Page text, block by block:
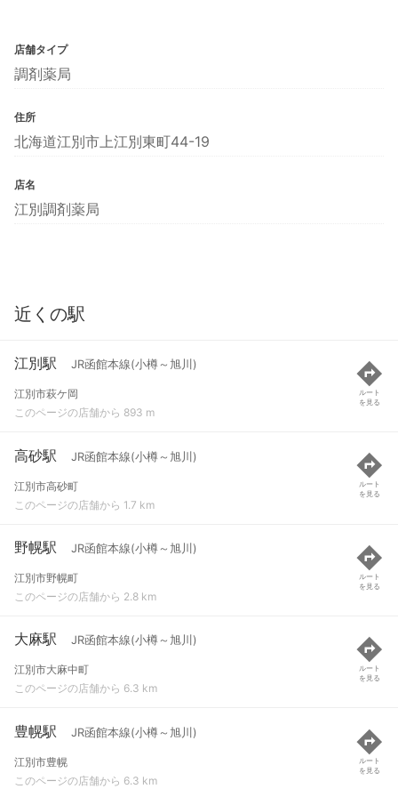
店舗タイプ
調剤薬局
住所
北海道江別市上江別東町44-19
店名
江別調剤薬局
近くの駅
江別駅 JR函館本線(小樽～旭川)
江別市萩ケ岡
このページの店舗から 893 m
ルート
を見る
高砂駅 JR函館本線(小樽～旭川)
江別市高砂町
このページの店舗から 1.7 km
ルート
を見る
野幌駅 JR函館本線(小樽～旭川)
江別市野幌町
このページの店舗から 2.8 km
ルート
を見る
大麻駅 JR函館本線(小樽～旭川)
江別市大麻中町
このページの店舗から 6.3 km
ルート
を見る
豊幌駅 JR函館本線(小樽～旭川)
江別市豊幌
このページの店舗から 6.3 km
ルート
を見る